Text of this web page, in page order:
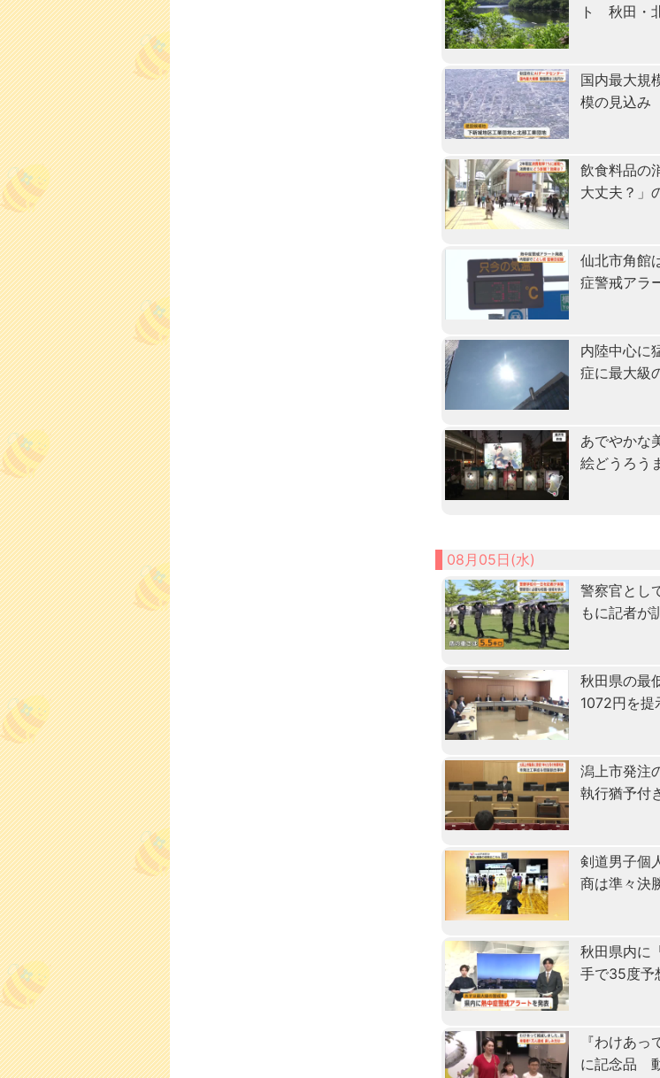
ト 秋田・
国内最大規
模の見込み
飲食料品の
大丈夫？
仙北市角館
症警戒アラ
内陸中心に
症に最大級
あでやかな
絵どうろう
08月05日(水)
警察官とし
もに記者
秋田県の最
1072円を
潟上市発注
執行猶予付
剣道男子個
商は準々決
秋田県内に
手で35度
『わけあ
に記念品